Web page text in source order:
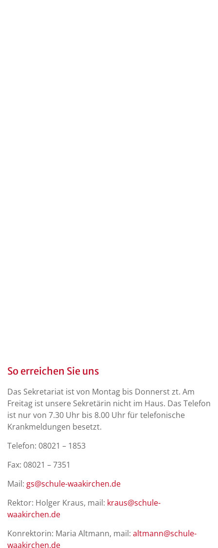
So erreichen Sie uns
Das Sekretariat ist von Montag bis Donnerst zt. Am
Freitag ist unsere Sekretärin nicht im Haus. Das Telefon
ist nur von 7.30 Uhr bis 8.00 Uhr für telefonische
Krankmeldungen besetzt.
Telefon: 08021 – 1853
Fax: 08021 – 7351
Mail: gs@schule-waakirchen.de
Rektor: Holger Kraus, mail: kraus@schule-
waakirchen.de
Konrektorin: Maria Altmann, mail: altmann@schule-
waakirchen.de